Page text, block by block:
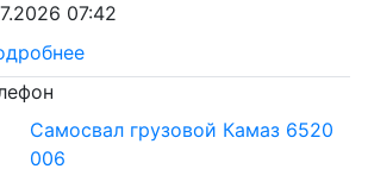
07:42
Самосвал грузовой Камаз 6520
006